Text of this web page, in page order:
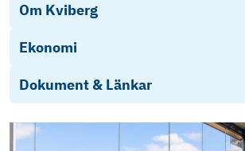
Om Kviberg
Ekonomi
Dokument & Länkar
Stadgar Kvibergs Landeri 1